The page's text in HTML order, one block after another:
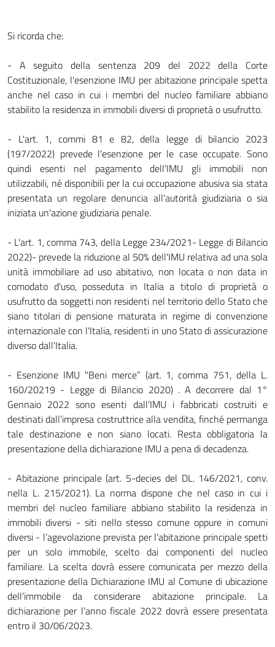
Si ricorda che:
- A seguito della sentenza 209 del 2022 della Corte
Costituzionale, l'esenzione IMU per abitazione principale spetta
anche nel caso in cui i membri del nucleo familiare abbiano
stabilito la residenza in immobili diversi di proprietà o usufrutto.
- L'art. 1, commi 81 e 82, della legge di bilancio 2023
(197/2022) prevede l'esenzione per le case occupate. Sono
quindi esenti nel pagamento dell'IMU gli immobili non
utilizzabili, né disponibili per la cui occupazione abusiva sia stata
presentata un regolare denuncia all'autorità giudiziaria o sia
iniziata un'azione giudiziaria penale.
- L'art. 1, comma 743, della Legge 234/2021- Legge di Bilancio
2022)- prevede la riduzione al 50% dell'IMU relativa ad una sola
unità immobiliare ad uso abitativo, non locata o non data in
comodato d'uso, posseduta in Italia a titolo di proprietà o
usufrutto da soggetti non residenti nel territorio dello Stato che
siano titolari di pensione maturata in regime di convenzione
internazionale con l'Italia, residenti in uno Stato di assicurazione
diverso dall'Italia.
- Esenzione IMU "Beni merce” (art. 1, comma 751, della L.
160/20219 - Legge di Bilancio 2020) . A decorrere dal 1°
Gennaio 2022 sono esenti dall’IMU i fabbricati costruiti e
destinati dall’impresa costruttrice alla vendita, finché permanga
tale destinazione e non siano locati. Resta obbligatoria la
presentazione della dichiarazione IMU a pena di decadenza.
- Abitazione principale (art. 5-decies del DL. 146/2021, conv.
nella L. 215/2021). La norma dispone che nel caso in cui i
membri del nucleo familiare abbiano stabilito la residenza in
immobili diversi - siti nello stesso comune oppure in comuni
diversi - l’agevolazione prevista per l’abitazione principale spetti
per un solo immobile, scelto dai componenti del nucleo
familiare. La scelta dovrà essere comunicata per mezzo della
presentazione della Dichiarazione IMU al Comune di ubicazione
dell’immobile da considerare abitazione principale. La
dichiarazione per l’anno fiscale 2022 dovrà essere presentata
entro il 30/06/2023.